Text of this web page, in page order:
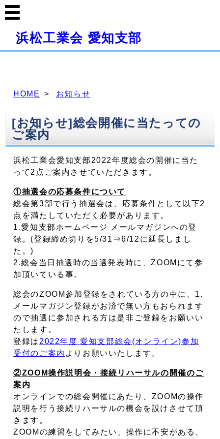
浜松工業会 愛知支部
HOME お知らせ
[お知らせ]総会開催に当たっての
ご案内
浜松工業会愛知支部2022年度総会の開催に当た
って2点ご案内させていただきます。
①抽選会の応募条件について
総会第3部で行う抽選会は、応募条件として以下2
点を満たしていただく必要があります。
1.愛知支部ホームページ メールマガジンへの登
録。(登録締め切りを5/31⇒6/12に延長しまし
た。)
2.総会当日抽選時の当選発表時に、ZOOMにて参
加頂いている事。
総会のZOOM参加登録をされている方の中に、1.
メールマガジン登録がお済で無い方もおられます
ので抽選に参加される方は是非ご登録をお願いい
たします。
登録は 2022年度 愛知支部総会(オンライン)参加
受付のご案内 よりお願いいたします。
②ZOOM操作説明会・接続リハーサルの開催のご
案内
オンラインでの総会開催にあたり、ZOOMの操作
説明を行う接続リハーサルの機会を設けさせて頂
きます。
ZOOMの練習をしてみたい、操作に不安がある、